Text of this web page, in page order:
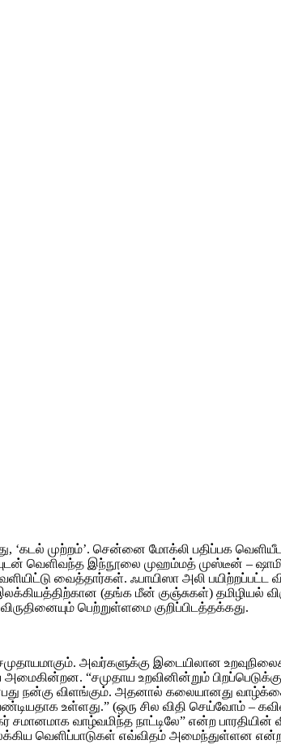
‘கடல் முற்றம்’. சென்னை மோக்லி பதிப்பக
வெளிவந்த இந்நூலை முஹம்மத் முஸ்டீன் –
வைத்தார்கள். ஃபாயிஸா அலி
(தங்க மீன் குஞ்சுகள்) தமிழியல்
பெற்றுள்ளமை குறிப்பிடத்தக்கது.
அவர்களுக்கு இடையிலான
“சமுதாய உறவினின்றும்
நன்கு விளங்கும். அதனால் கலையானது
உள்ளது.” (ஒரு சில விதி செய்வோம் –
வாழ்வமிந்த நாட்டிலே” என்ற பாரதியின்
வெளிப்பாடுகள் எவ்விதம் அமைந்துள்ளன